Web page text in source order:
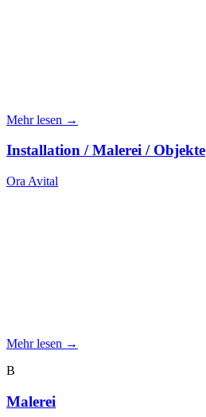
Mehr lesen →
Installation / Malerei / Objekte
Ora Avital
Mehr lesen →
B
Malerei